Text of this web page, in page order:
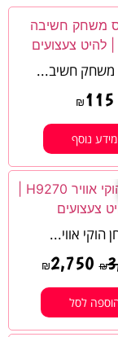
משחק חשיב...
₪ 115
מידע נוסף
הוקי אווי...
₪
₪2,750
לסל